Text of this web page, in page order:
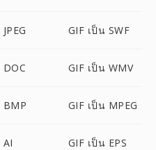
GIF เป็น SWF
DOC GIF เป็น WMV
BMP GIF เป็น MPEG
AI GIF เป็น EPS